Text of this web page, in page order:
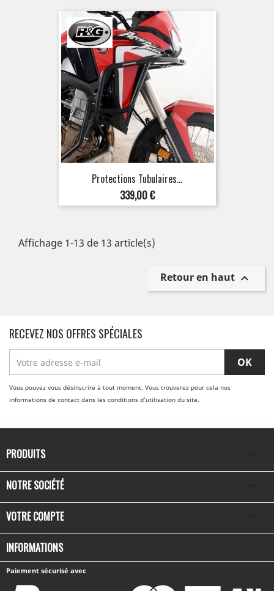
Protections Tubulaires...
Prix
339,00 €
Affichage 1-13 de 13 article(s)
Retour en haut 
RECEVEZ NOS OFFRES SPÉCIALES
Vous pouvez vous désinscrire à tout moment. Vous trouverez pour cela nos
informations de contact dans les conditions d'utilisation du site.
PRODUITS
NOTRE SOCIÉTÉ
VOTRE COMPTE
INFORMATIONS
Paiement sécurisé avec